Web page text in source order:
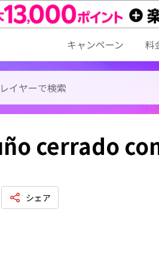
キャンペーン 料
cerrado
シェア